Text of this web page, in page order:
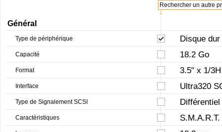
↓
Rechercher un autre
Général
Type de périphérique Disque
Capacité 18.2 Go
Format 3.5" x 1/3H
Interface Ultra320
Type de Signalement SCSI
Caractéristiques S.M.A.R.T.